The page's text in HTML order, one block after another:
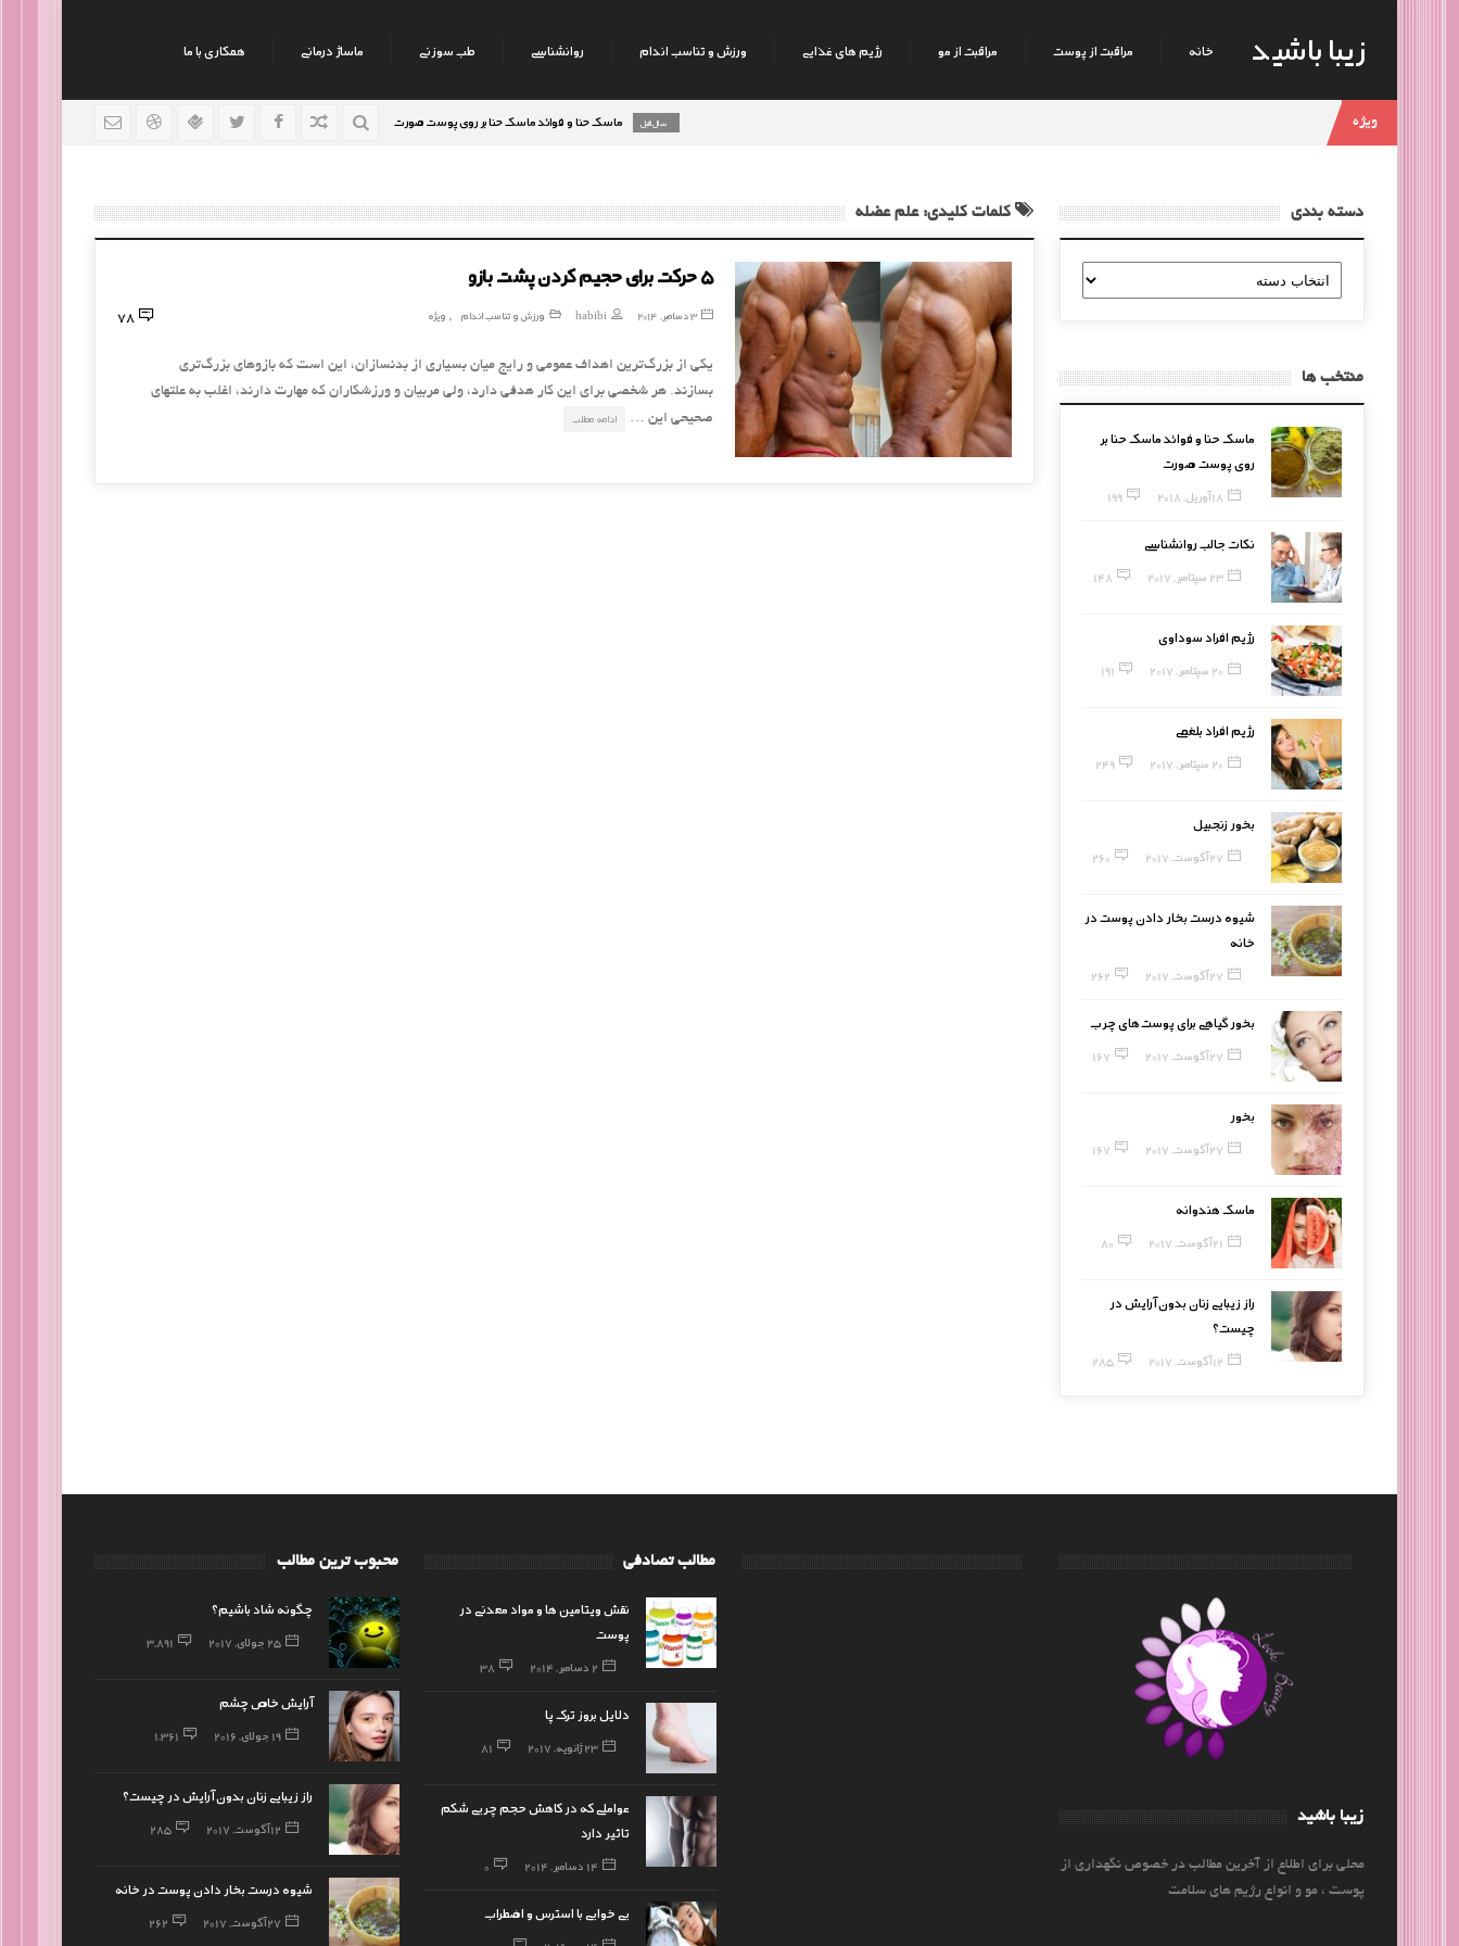
زیبا باشید خانه مراقبت از پوست مراقبت از مو رژیم های غذایی ورزش و تناسب اندام روانشناسی طب سوزنی ماساژ درمانی همکاری با ما
ویژه ماسک حنا و فوائد ماسک حنا بر روی پوست صورت 9 سال قبل نکات جالب روانشناسی
کلمات کلیدی: علم عضله
۵ حرکت برای حجیم کردن پشت بازو
3 دسامبر, 2014 habibi ورزش و تناسب اندام , ویژه 78
یکی از بزرگ‌ترین اهداف عمومی و رایج میان بسیاری از بدنسازان، این است که بازوهای بزرگ‌تری
بسازند. هر شخصی برای این کار هدفی دارد، ولی مربیان و ورزشکاران که مهارت دارند، اغلب به علتهای
صحیحی این …
ادامه مطلب
دسته بندی
دسته
بندی
منتخب ها
ماسک حنا و فوائد ماسک حنا بر
روی پوست صورت
18 آوریل, 2018 199
نکات جالب روانشناسی
23 سپتامبر, 2017 148
رژیم افراد سوداوی
20 سپتامبر, 2017 191
رژیم افراد بلغمی
20 سپتامبر, 2017 249
بخور زنجبیل
27 آگوست, 2017 260
شیوه درست بخار دادن پوست در
خانه
27 آگوست, 2017 262
بخور گیاهی برای پوست‌های چرب
27 آگوست, 2017 167
بخور
27 آگوست, 2017 167
ماسک هندوانه
21 آگوست, 2017 80
راز زیبایی زنان بدون آرایش در
چیست؟
12 آگوست, 2017 285
محبوب ترین مطالب
چگونه شاد باشیم؟
25 جولای, 2017 3,891
آرایش خاص چشم
19 جولای, 2016 1,361
راز زیبایی زنان بدون آرایش در چیست؟
12 آگوست, 2017 285
شیوه درست بخار دادن پوست در خانه
27 آگوست, 2017 262
مطالب تصادفی
نقش ویتامین ها و مواد معدنی در
پوست
2 دسامبر, 2014 38
دلایل بروز ترک پا
23 ژانویه, 2017 81
عواملی که در کاهش حجم چربی شکم
تاثیر دارد
14 دسامبر, 2014 0
بی خوابی با استرس و اضطراب
زیبا باشید
محلی برای اطلاع از آخرین مطالب در خصوص نگهداری از
پوست ، مو و انواع رژیم های سلامت